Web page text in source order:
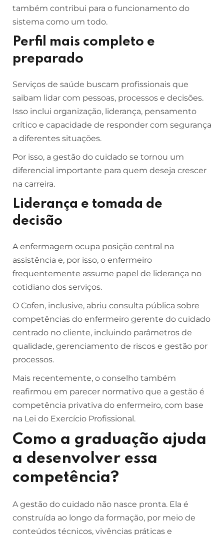
também contribui para o funcionamento do
sistema como um todo.
Perfil mais completo e
preparado
Serviços de saúde buscam profissionais que
saibam lidar com pessoas, processos e decisões.
Isso inclui organização, liderança, pensamento
crítico e capacidade de responder com segurança
a diferentes situações.
Por isso, a gestão do cuidado se tornou um
diferencial importante para quem deseja crescer
na carreira.
Liderança e tomada de
decisão
A enfermagem ocupa posição central na
assistência e, por isso, o enfermeiro
frequentemente assume papel de liderança no
cotidiano dos serviços.
O Cofen, inclusive, abriu consulta pública sobre
competências do enfermeiro gerente do cuidado
centrado no cliente, incluindo parâmetros de
qualidade, gerenciamento de riscos e gestão por
processos.
Mais recentemente, o conselho também
reafirmou em parecer normativo que a gestão é
competência privativa do enfermeiro, com base
na Lei do Exercício Profissional.
Como a graduação ajuda
a desenvolver essa
competência?
A gestão do cuidado não nasce pronta. Ela é
construída ao longo da formação, por meio de
conteúdos técnicos, vivências práticas e